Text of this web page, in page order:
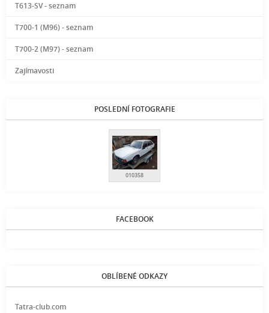
T613-SV - seznam
T700-1 (M96) - seznam
T700-2 (M97) - seznam
Zajímavosti
POSLEDNÍ FOTOGRAFIE
010358
FACEBOOK
OBLÍBENÉ ODKAZY
Tatra-club.com